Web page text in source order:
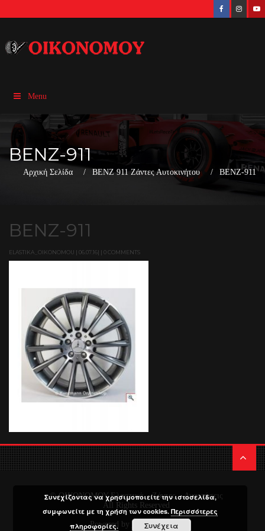
Menu
BENZ-911
Αρχική Σελίδα BENZ 911 Ζάντες Αυτοκινήτου BENZ-911
BENZ-911
ELASTIKA_OIKONOMOU | 06.07.16| | 0 COMMENTS
© ΟΙΚΟΝΟΜΟΥ Ελαστικά – Ζάντες – Αναρτήσεις
All Rights Reserved
Powered by Media Planners
Συνεχίζοντας να χρησιμοποιείτε την ιστοσελίδα,
συμφωνείτε με τη χρήση των cookies.Περισσότερες
πληροφορίες.
Συνέχεια